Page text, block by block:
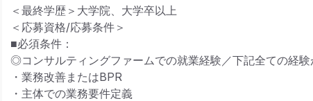
＜最終学歴＞大学院、大学卒以上
＜応募資格/応募条件＞
■必須条件：
◎コンサルティングファームでの就業経験／下記全ての経験
・業務改善またはBPR
・主体での業務要件定義